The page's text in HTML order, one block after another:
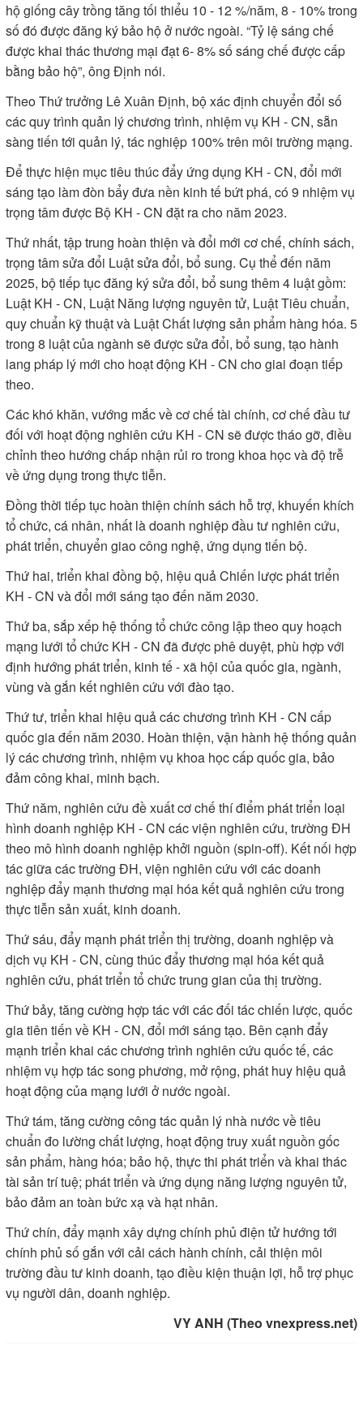
hộ giống cây trồng tăng tối thiểu 10 - 12 %/năm, 8 - 10% trong
số đó được đăng ký bảo hộ ở nước ngoài. “Tỷ lệ sáng chế
được khai thác thương mại đạt 6- 8% số sáng chế được cấp
bằng bảo hộ”, ông Định nói.
Theo Thứ trưởng Lê Xuân Định, bộ xác định chuyển đổi số
các quy trình quản lý chương trình, nhiệm vụ KH - CN, sẵn
sàng tiến tới quản lý, tác nghiệp 100% trên môi trường mạng.
Để thực hiện mục tiêu thúc đẩy ứng dụng KH - CN, đổi mới
sáng tạo làm đòn bẩy đưa nền kinh tế bứt phá, có 9 nhiệm vụ
trọng tâm được Bộ KH - CN đặt ra cho năm 2023.
Thứ nhất, tập trung hoàn thiện và đổi mới cơ chế, chính sách,
trọng tâm sửa đổi Luật sửa đổi, bổ sung. Cụ thể đến năm
2025, bộ tiếp tục đăng ký sửa đổi, bổ sung thêm 4 luật gồm:
Luật KH - CN, Luật Năng lượng nguyên tử, Luật Tiêu chuẩn,
quy chuẩn kỹ thuật và Luật Chất lượng sản phẩm hàng hóa. 5
trong 8 luật của ngành sẽ được sửa đổi, bổ sung, tạo hành
lang pháp lý mới cho hoạt động KH - CN cho giai đoạn tiếp
theo.
Các khó khăn, vướng mắc về cơ chế tài chính, cơ chế đầu tư
đối với hoạt động nghiên cứu KH - CN sẽ được tháo gỡ, điều
chỉnh theo hướng chấp nhận rủi ro trong khoa học và độ trễ
về ứng dụng trong thực tiễn.
Đồng thời tiếp tục hoàn thiện chính sách hỗ trợ, khuyến khích
tổ chức, cá nhân, nhất là doanh nghiệp đầu tư nghiên cứu,
phát triển, chuyển giao công nghệ, ứng dụng tiến bộ.
Thứ hai, triển khai đồng bộ, hiệu quả Chiến lược phát triển
KH - CN và đổi mới sáng tạo đến năm 2030.
Thứ ba, sắp xếp hệ thống tổ chức công lập theo quy hoạch
mạng lưới tổ chức KH - CN đã được phê duyệt, phù hợp với
định hướng phát triển, kinh tế - xã hội của quốc gia, ngành,
vùng và gắn kết nghiên cứu với đào tạo.
Thứ tư, triển khai hiệu quả các chương trình KH - CN cấp
quốc gia đến năm 2030. Hoàn thiện, vận hành hệ thống quản
lý các chương trình, nhiệm vụ khoa học cấp quốc gia, bảo
đảm công khai, minh bạch.
Thứ năm, nghiên cứu đề xuất cơ chế thí điểm phát triển loại
hình doanh nghiệp KH - CN các viện nghiên cứu, trường ĐH
theo mô hình doanh nghiệp khởi nguồn (spin-off). Kết nối hợp
tác giữa các trường ĐH, viện nghiên cứu với các doanh
nghiệp đẩy mạnh thương mại hóa kết quả nghiên cứu trong
thực tiễn sản xuất, kinh doanh.
Thứ sáu, đẩy mạnh phát triển thị trường, doanh nghiệp và
dịch vụ KH - CN, cùng thúc đẩy thương mại hóa kết quả
nghiên cứu, phát triển tổ chức trung gian của thị trường.
Thứ bảy, tăng cường hợp tác với các đối tác chiến lược, quốc
gia tiên tiến về KH - CN, đổi mới sáng tạo. Bên cạnh đẩy
mạnh triển khai các chương trình nghiên cứu quốc tế, các
nhiệm vụ hợp tác song phương, mở rộng, phát huy hiệu quả
hoạt động của mạng lưới ở nước ngoài.
Thứ tám, tăng cường công tác quản lý nhà nước về tiêu
chuẩn đo lường chất lượng, hoạt động truy xuất nguồn gốc
sản phẩm, hàng hóa; bảo hộ, thực thi phát triển và khai thác
tài sản trí tuệ; phát triển và ứng dụng năng lượng nguyên tử,
bảo đảm an toàn bức xạ và hạt nhân.
Thứ chín, đẩy mạnh xây dựng chính phủ điện tử hướng tới
chính phủ số gắn với cải cách hành chính, cải thiện môi
trường đầu tư kinh doanh, tạo điều kiện thuận lợi, hỗ trợ phục
vụ người dân, doanh nghiệp.
VY ANH (Theo vnexpress.net)